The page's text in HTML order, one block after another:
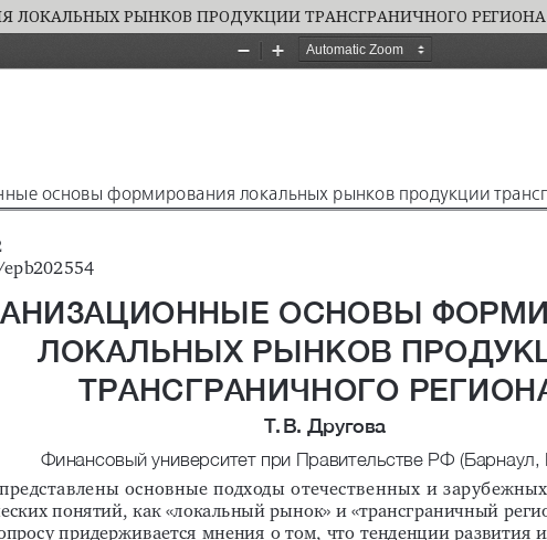
ЛОКАЛЬНЫХ РЫНКОВ ПРОДУКЦИИ ТРАНСГРАНИЧНОГО РЕГИОНА